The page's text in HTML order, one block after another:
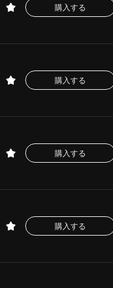
購入する
購入する
購入する
購入する